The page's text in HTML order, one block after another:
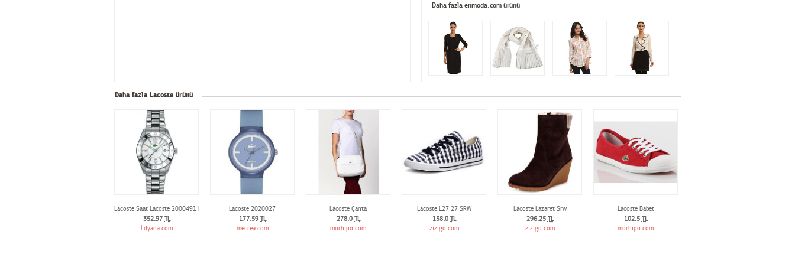
Daha fazla enmoda.com ürünü
Daha fazla Lacoste ürünü
Lacoste Saat Lacoste 2000491 Bayan Kol Saati
352.97 TL
lidyana.com
Lacoste 2020027
177.59 TL
mecrea.com
Lacoste Çanta
278.0 TL
morhipo.com
Lacoste L27 27 SRW
158.0 TL
zizigo.com
Lacoste Lazaret Srw
296.25 TL
zizigo.com
Lacoste Babet
102.5 TL
morhipo.com